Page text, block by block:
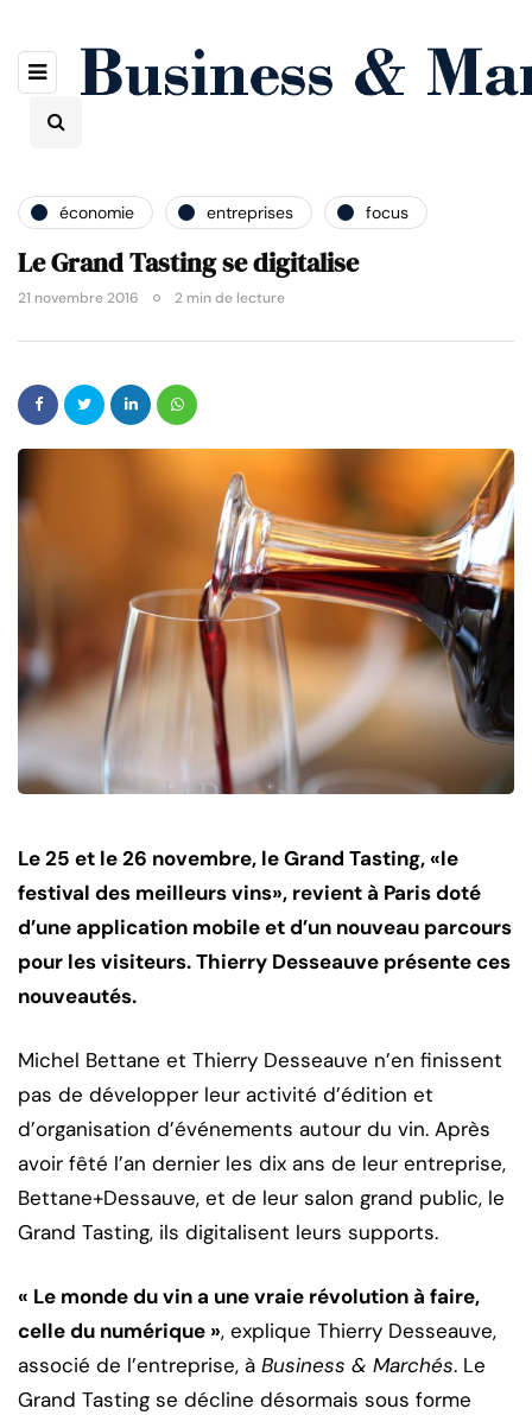
économie entreprises focus
Le Grand Tasting se digitalise
21 novembre 2016 2 min de lecture
Le 25 et le 26 novembre, le Grand Tasting, «le
festival des meilleurs vins», revient à Paris doté
d’une application mobile et d’un nouveau parcours
pour les visiteurs. Thierry Desseauve présente ces
nouveautés.
Michel Bettane et Thierry Desseauve n’en finissent
pas de développer leur activité d’édition et
d’organisation d’événements autour du vin. Après
avoir fêté l’an dernier les dix ans de leur entreprise,
Bettane+Dessauve, et de leur salon grand public, le
Grand Tasting, ils digitalisent leurs supports.
« Le monde du vin a une vraie révolution à faire,
celle du numérique », explique Thierry Desseauve,
associé de l’entreprise, à Business & Marchés. Le
Grand Tasting se décline désormais sous forme